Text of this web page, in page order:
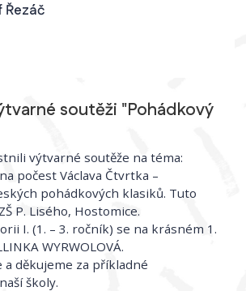
Řezáč
soutěži "Pohádkový
výtvarné soutěže na téma:
počest Václava Čtvrtka –
pohádkových klasiků. Tuto
P. Lisého, Hostomice.
I. (1. – 3. ročník) se na krásném 1.
WYRWOLOVÁ.
a děkujeme za příkladné
školy.